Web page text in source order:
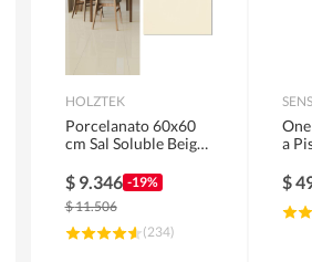
HOLZTEK
Porcelanato 60x60
cm Sal Soluble Beige
$ 9.346 -19%
$11.506
(234)
a
$